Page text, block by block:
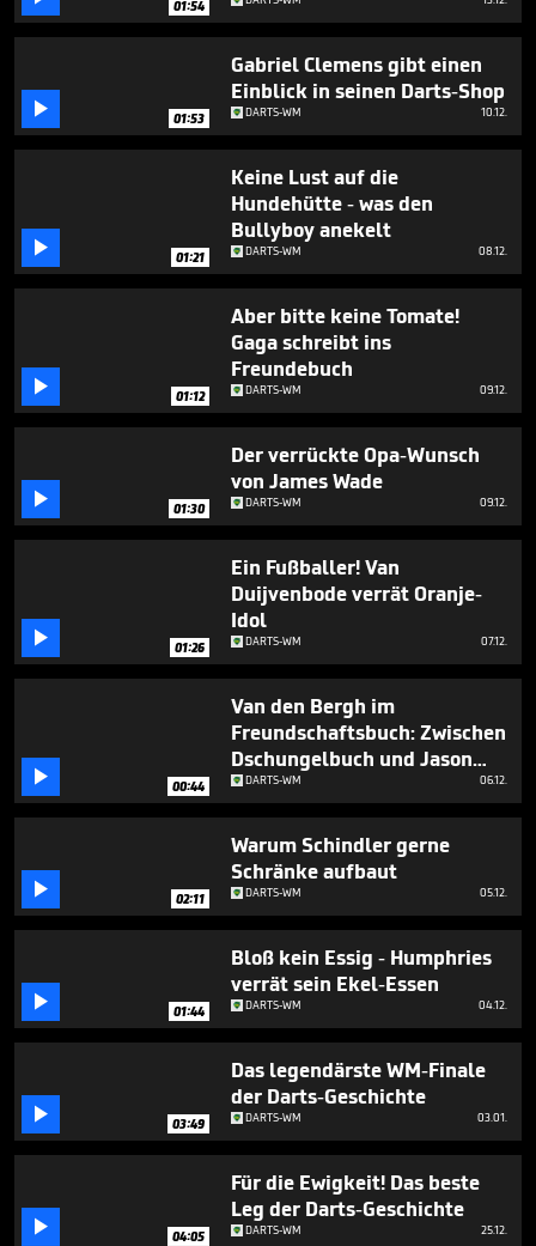
1
01:54
 01:53
Gabriel Clemens gibt einen
Einblick in seinen Darts-Shop
DARTS-WM 10.12.
 01:21
Keine Lust auf die
Hundehütte - was den
Bullyboy anekelt
DARTS-WM 08.12.
 01:12
Aber bitte keine Tomate!
Gaga schreibt ins
Freundebuch
DARTS-WM 09.12.
 01:30
Der verrückte Opa-Wunsch
von James Wade
DARTS-WM 09.12.
 01:26
Ein Fußballer! Van
Duijvenbode verrät Oranje-
Idol
DARTS-WM 07.12.
 00:44
Van den Bergh im
Freundschaftsbuch: Zwischen
Dschungelbuch und Jason
Statham
DARTS-WM 06.12.
 02:11
Warum Schindler gerne
Schränke aufbaut
DARTS-WM 05.12.
 01:44
Bloß kein Essig - Humphries
verrät sein Ekel-Essen
DARTS-WM 04.12.
 03:49
Das legendärste WM-Finale
der Darts-Geschichte
DARTS-WM 03.01.
 04:05
Für die Ewigkeit! Das beste
Leg der Darts-Geschichte
DARTS-WM 25.12.